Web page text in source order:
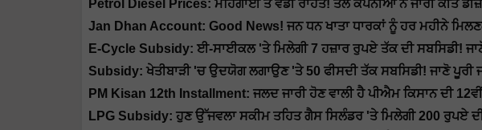
Petrol Diesel Prices: ਮਹਿੰਗਾਈ ਤੋਂ ਵੱਡੀ ਰਾਹਤ! ਤੇਲ ਕੰਪਨੀਆਂ ਨੇ ਜਾਰੀ ਕੀਤੇ
Jan Dhan Account: Good News! ਜਨ ਧਨ ਖਾਤਾ ਧਾਰਕਾਂ ਨੂੰ ਹਰ ਮਹੀਨੇ
E-Cycle Subsidy: ਈ-ਸਾਈਕਲ 'ਤੇ ਮਿਲੇਗੀ 7 ਹਜ਼ਾਰ ਰੁਪਏ ਤੱਕ ਦੀ ਸਬਸਿਡੀ!
Subsidy: ਖੇਤੀਬਾੜੀ 'ਚ ਉਦਯੋਗ ਲਗਾਉਣ 'ਤੇ 50 ਫੀਸਦੀ ਤੱਕ ਸਬਸਿਡੀ! ਜਾਣੋ ਪੂਰੀ
PM Kisan 12th Installment: ਜਲਦ ਜਾਰੀ ਹੋਣ ਵਾਲੀ ਹੈ ਪੀਐਮ ਕਿਸਾਨ ਦੀ
LPG Subsidy: ਹੁਣ ਉੱਜਵਲਾ ਸਕੀਮ ਤਹਿਤ ਗੈਸ ਸਿਲੰਡਰ 'ਤੇ ਮਿਲੇਗੀ 200 ਰੁਪਏ